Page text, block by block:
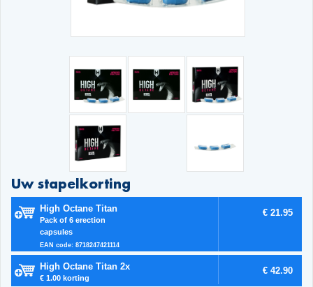
Uw stapelkorting
High Octane Titan
Pack of 6 erection
capsules
EAN code: 8718247421114
€ 21.95
High Octane Titan 2x
€ 1.00 korting
€ 42.90